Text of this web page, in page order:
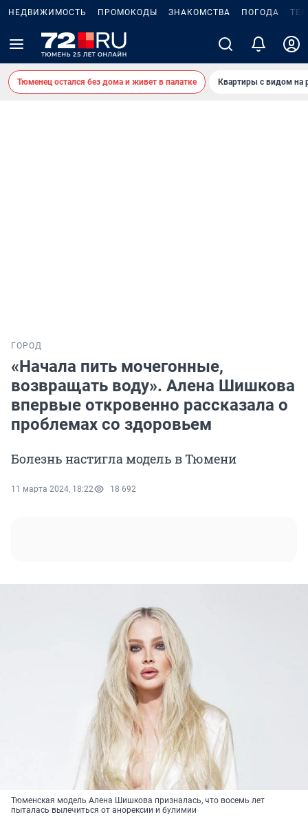
НЕДВИЖИМОСТЬ ПРОМОКОДЫ ЗНАКОМСТВА ПОГОДА
Тюменец остался без дома и живет в палатке Квартиры с видом на
ГОРОД
«Начала пить мочегонные,
возвращать воду». Алена Шишкова
впервые откровенно рассказала о
проблемах со здоровьем
Болезнь настигла модель в Тюмени
11 марта 2024, 18:22 18 692
Тюменская модель Алена Шишкова призналась, что восемь лет
пыталась вылечиться от анорексии и булимии